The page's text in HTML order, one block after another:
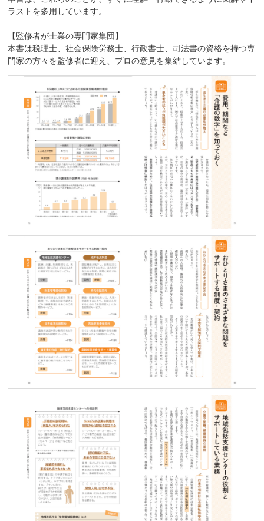
ラストを多用しています。
【監修者が士業の専門家集団】
本書は税理士、社会保険労務士、行政書士、司法書の資格を持つ専
門家の方々を監修者に迎え、プロの意見を集結しています。